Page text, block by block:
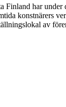
har under
konstnärers
av